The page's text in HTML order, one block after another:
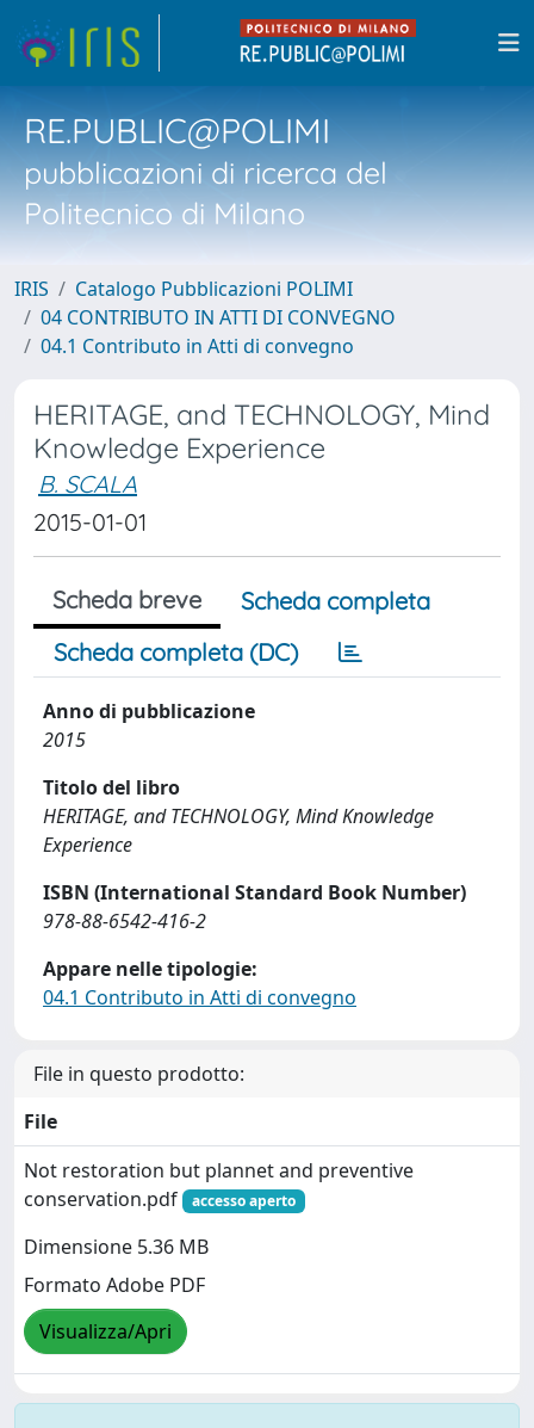
RE.PUBLIC@POLIMI
pubblicazioni di ricerca del
Politecnico di Milano
IRIS
Catalogo Pubblicazioni POLIMI
04 CONTRIBUTO IN ATTI DI CONVEGNO
04.1 Contributo in Atti di convegno
HERITAGE, and TECHNOLOGY, Mind
Knowledge Experience
B. SCALA
2015-01-01
Scheda breve
Scheda completa
Scheda completa (DC)
Anno di pubblicazione
2015
Titolo del libro
HERITAGE, and TECHNOLOGY, Mind Knowledge
Experience
ISBN (International Standard Book Number)
978-88-6542-416-2
Appare nelle tipologie:
04.1 Contributo in Atti di convegno
File in questo prodotto:
File
Not restoration but plannet and preventive
conservation.pdf
accesso aperto
Dimensione 5.36 MB
Formato Adobe PDF
Visualizza/Apri